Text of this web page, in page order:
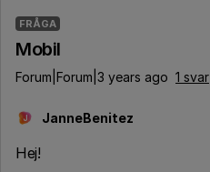
FRÅGA
Mobil
Forum|Forum|3 years ago 1 svar
J JanneBenitez
Hej!